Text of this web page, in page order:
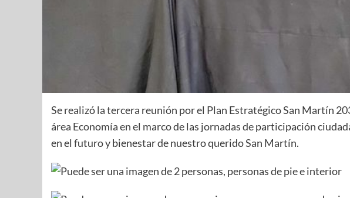
Se realizó la tercera reunión por el Plan Estratégico San Martín
área Economía en el marco de las jornadas de participación
en el futuro y bienestar de nuestro querido San Martín.